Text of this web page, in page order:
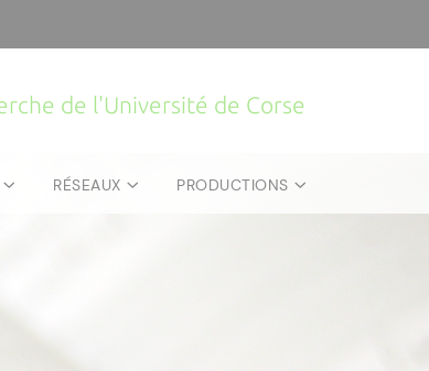
de l'Université de Corse
RÉSEAUX PRODUCTIONS